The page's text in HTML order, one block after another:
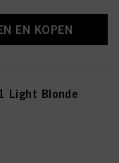
EN KOPEN
Light Blonde